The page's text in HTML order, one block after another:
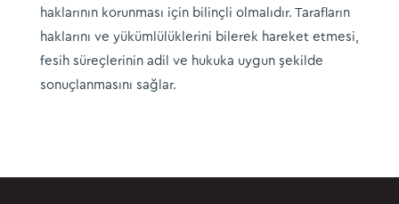
haklarının korunması için bilinçli olmalıdır. Tarafların
haklarını ve yükümlülüklerini bilerek hareket etmesi,
fesih süreçlerinin adil ve hukuka uygun şekilde
sonuçlanmasını sağlar.